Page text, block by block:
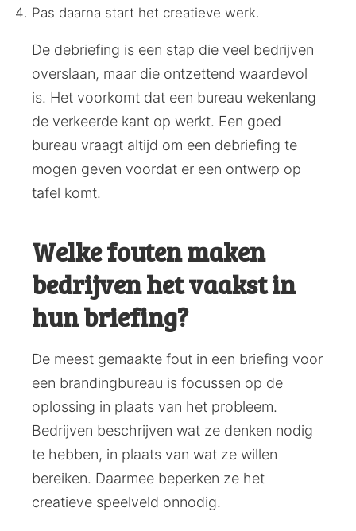
Pas daarna start het creatieve werk.
De debriefing is een stap die veel bedrijven
overslaan, maar die ontzettend waardevol
is. Het voorkomt dat een bureau wekenlang
de verkeerde kant op werkt. Een goed
bureau vraagt altijd om een debriefing te
mogen geven voordat er een ontwerp op
tafel komt.
Welke fouten maken
bedrijven het vaakst in
hun briefing?
De meest gemaakte fout in een briefing voor
een brandingbureau is focussen op de
oplossing in plaats van het probleem.
Bedrijven beschrijven wat ze denken nodig
te hebben, in plaats van wat ze willen
bereiken. Daarmee beperken ze het
creatieve speelveld onnodig.